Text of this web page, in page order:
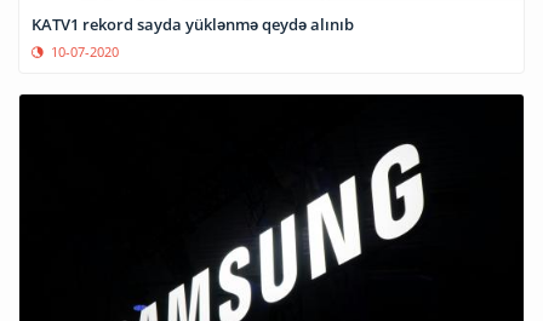
KATV1 rekord sayda yüklənmə qeydə alınıb
10-07-2020